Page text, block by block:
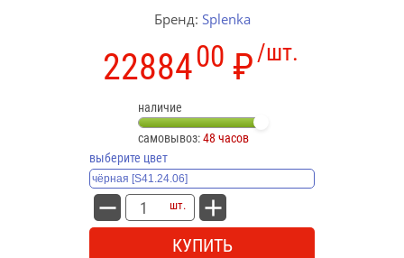
Бренд: Splenka
/шт.
2288400 ₽
наличие
самовывоз:48 часов
выберите цвет
шт.
КУПИТЬ